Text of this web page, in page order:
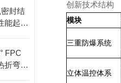
封结
能起到
FPC
折弯机
创新技术结构
模块
三重防爆系统
立体温控体系